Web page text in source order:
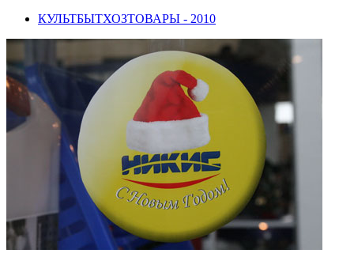
КУЛЬТБЫТХОЗТОВАРЫ - 2010